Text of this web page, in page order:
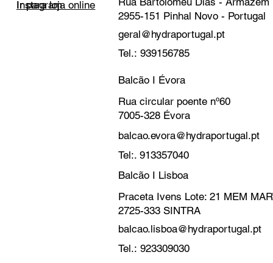
Instagram
Ir para loja online
2955-151 Pinhal Novo - Portugal
geral@hydraportugal.pt
Tel.: 939156785
Balcão I Évora
Rua circular poente nº60
7005-328 Évora
balcao.evora@hydraportugal.pt
Tel:. 913357040
Balcão I Lisboa
Praceta Ivens Lote: 21 MEM
2725-333 SINTRA
balcao.lisboa@hydraportugal.pt
Tel.: 923309030